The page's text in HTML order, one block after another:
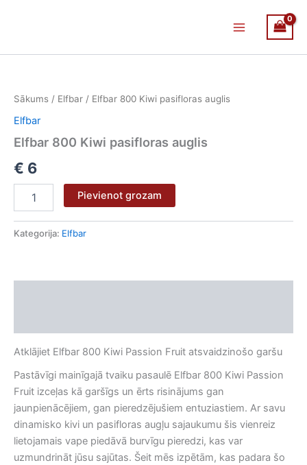
Menu
Sākums / Elfbar / Elfbar 800 Kiwi pasifloras auglis
Elfbar
Elfbar 800 Kiwi pasifloras auglis
€ 6
pasifloras
auglis
Pievienot grozam
Kategorija: Elfbar
Atklājiet Elfbar 800 Kiwi Passion Fruit atsvaidzinošo garšu
Pastāvīgi mainīgajā tvaiku pasaulē Elfbar 800 Kiwi Passion
Fruit izceļas kā garšīgs un ērts risinājums gan
jaunpienācējiem, gan pieredzējušiem entuziastiem. Ar savu
dinamisko kivi un pasifloras augļu sajaukumu šis vienreiz
lietojamais vape piedāvā burvīgu pieredzi, kas var
uzmundrināt jūsu sajūtas. Šeit mēs izpētām, kas padara šo